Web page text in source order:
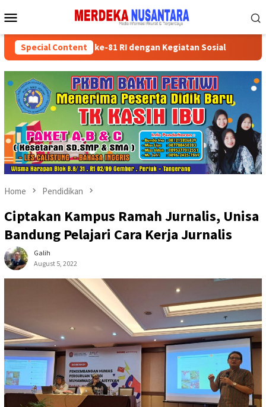
to
Menu
Special Content
HUT ke-81 RI dengan Kegiatan Sosial Partai
Home Pendidikan
Ciptakan Kampus Ramah Jurnalis, Unisa
Bandung Pelajari Cara Kerja Jurnalis
Galih
August 5, 2022